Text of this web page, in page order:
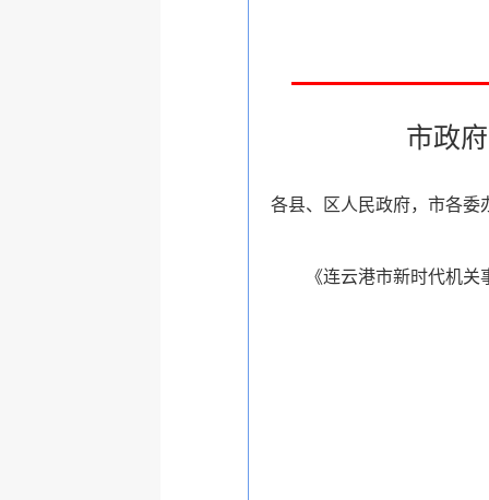
市政
各县、区人民政府，市各委
《连云港市新时代机